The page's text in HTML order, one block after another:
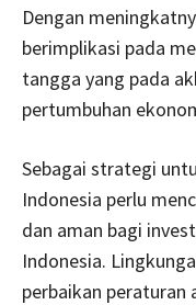
Dengan
berimplikasi pada
tangga yang pada
pertumbuhan
Sebagai strategi
Indonesia perlu
dan aman bagi
Indonesia.
perbaikan peraturan